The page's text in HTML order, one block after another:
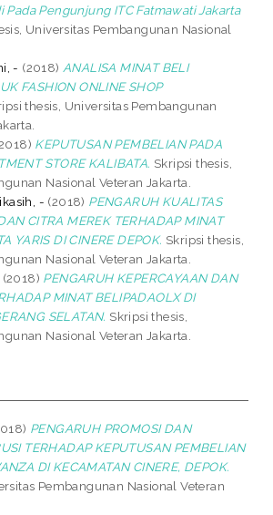
Pada Pengunjung ITC Fatmawati Jakarta
Universitas Pembangunan Nasional
- (2018) ANALISA MINAT BELI
FASHION ONLINE SHOP
thesis, Universitas Pembangunan
KEPUTUSAN PEMBELIAN PADA
STORE KALIBATA. Skripsi thesis,
Nasional Veteran Jakarta.
- (2018) PENGARUH KUALITAS
CITRA MEREK TERHADAP MINAT
YARIS DI CINERE DEPOK. Skripsi thesis,
Nasional Veteran Jakarta.
(2018) PENGARUH KEPERCAYAAN DAN
MINAT BELIPADAOLX DI
SELATAN. Skripsi thesis,
Nasional Veteran Jakarta.
PENGARUH PROMOSI DAN
TERHADAP KEPUTUSAN PEMBELIAN
DI KECAMATAN CINERE, DEPOK.
Pembangunan Nasional Veteran